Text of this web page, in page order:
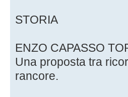
STORIA
ENZO CAPASSO
Una proposta tra
rancore.